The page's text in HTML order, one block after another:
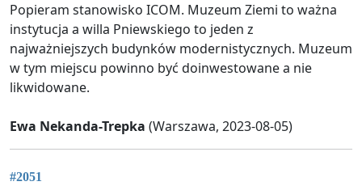
Popieram stanowisko ICOM. Muzeum Ziemi to ważna
instytucja a willa Pniewskiego to jeden z
najważniejszych budynków modernistycznych. Muzeum
w tym miejscu powinno być doinwestowane a nie
likwidowane.
Ewa Nekanda-Trepka (Warszawa, 2023-08-05)
#2051